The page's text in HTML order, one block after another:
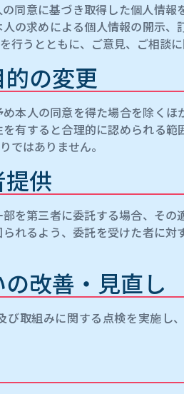
同意に基づき取得した個人情報
の求めによる個人情報の開示
行うとともに、ご意見、ご相談に
の変更
本人の同意を得た場合を除くほ
有すると合理的に認められる範
ではありません。
供
を第三者に委託する場合、その
れるよう、委託を受けた者に対
改善・見直し
取組みに関する点検を実施し